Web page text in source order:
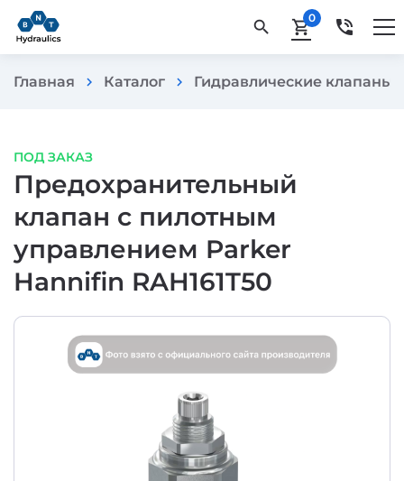
search shopping_cart0 phone_in_talk
Главная chevron_right Каталог chevron_right Гидравлические клапаны
ПОД ЗАКАЗ
Предохранительный
клапан с пилотным
управлением Parker
Hannifin RAH161T50